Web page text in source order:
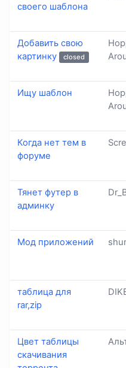
своего шаблона
Добавить свою
картинку
closed
Ищу шаблон
Когда нет тем в
форуме
Тянет футер в
админку
Мод приложений
таблица для
rar,zip
Цвет таблицы
скачивания